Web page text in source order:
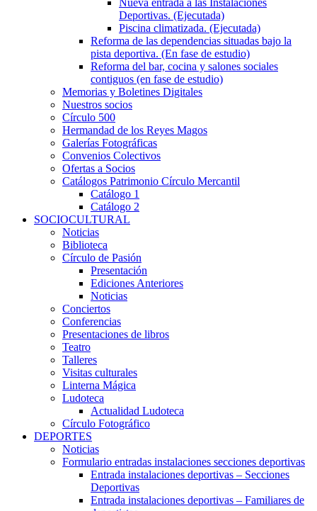
Nueva entrada a las Instalaciones
Deportivas. (Ejecutada)
Piscina climatizada. (Ejecutada)
Reforma de las dependencias situadas bajo la
pista deportiva. (En fase de estudio)
Reforma del bar, cocina y salones sociales
contiguos (en fase de estudio)
Memorias y Boletines Digitales
Nuestros socios
Círculo 500
Hermandad de los Reyes Magos
Galerías Fotográficas
Convenios Colectivos
Ofertas a Socios
Catálogos Patrimonio Círculo Mercantil
Catálogo 1
Catálogo 2
SOCIOCULTURAL
Noticias
Biblioteca
Círculo de Pasión
Presentación
Ediciones Anteriores
Noticias
Conciertos
Conferencias
Presentaciones de libros
Teatro
Talleres
Visitas culturales
Linterna Mágica
Ludoteca
Actualidad Ludoteca
Círculo Fotográfico
DEPORTES
Noticias
Formulario entradas instalaciones secciones deportivas
Entrada instalaciones deportivas – Secciones
Deportivas
Entrada instalaciones deportivas – Familiares de